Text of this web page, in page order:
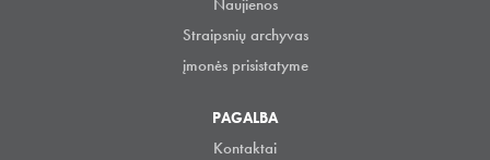
Straipsnių archyvas
įmonės prisistatyme
PAGALBA
Kontaktai